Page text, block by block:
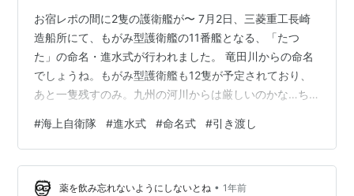
お宿レポの間に2隻の護衛艦が〜 7月2日、三菱重工長崎
造船所にて、もがみ型護衛艦の11番艦となる、「たつ
た」の命名・進水式が行われました。 竜田川からの命名
でしょうね。もがみ型護衛艦も12隻が予定されており、
あと一隻残すのみ。九州の河川からは厳しいのかな…ち
が、6月19日、三菱重工マリタイムシステムズ（岡山県玉
野市）にて、もがみ型護衛艦の8番艦となる「ゆうべつ」
の、海上自衛隊への引渡しが行われました。 上記画像5
点は防衛省 海上自衛隊Xより 元々もがみ型には減った掃
#海上自衛隊 #進水式 #命名式 #引き渡し
薬を飲み忘れないようにしないとね • 1年前